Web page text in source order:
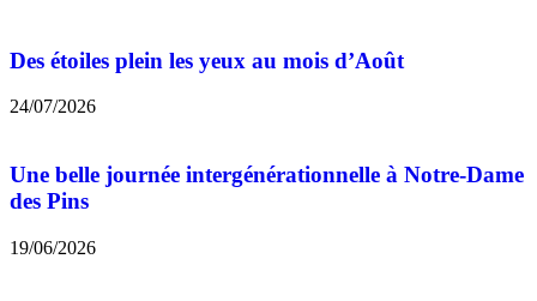
Des étoiles plein les yeux au mois d’Août
24/07/2026
Une belle journée intergénérationnelle à Notre-Dame
des Pins
19/06/2026